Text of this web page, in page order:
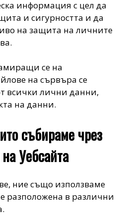
информация с цел да
и сигурността и да
на защита на личните
се на
на сървъра се
всички лични данни,
на данни.
събираме чрез
Уебсайта
ние също използваме
разположена в различни